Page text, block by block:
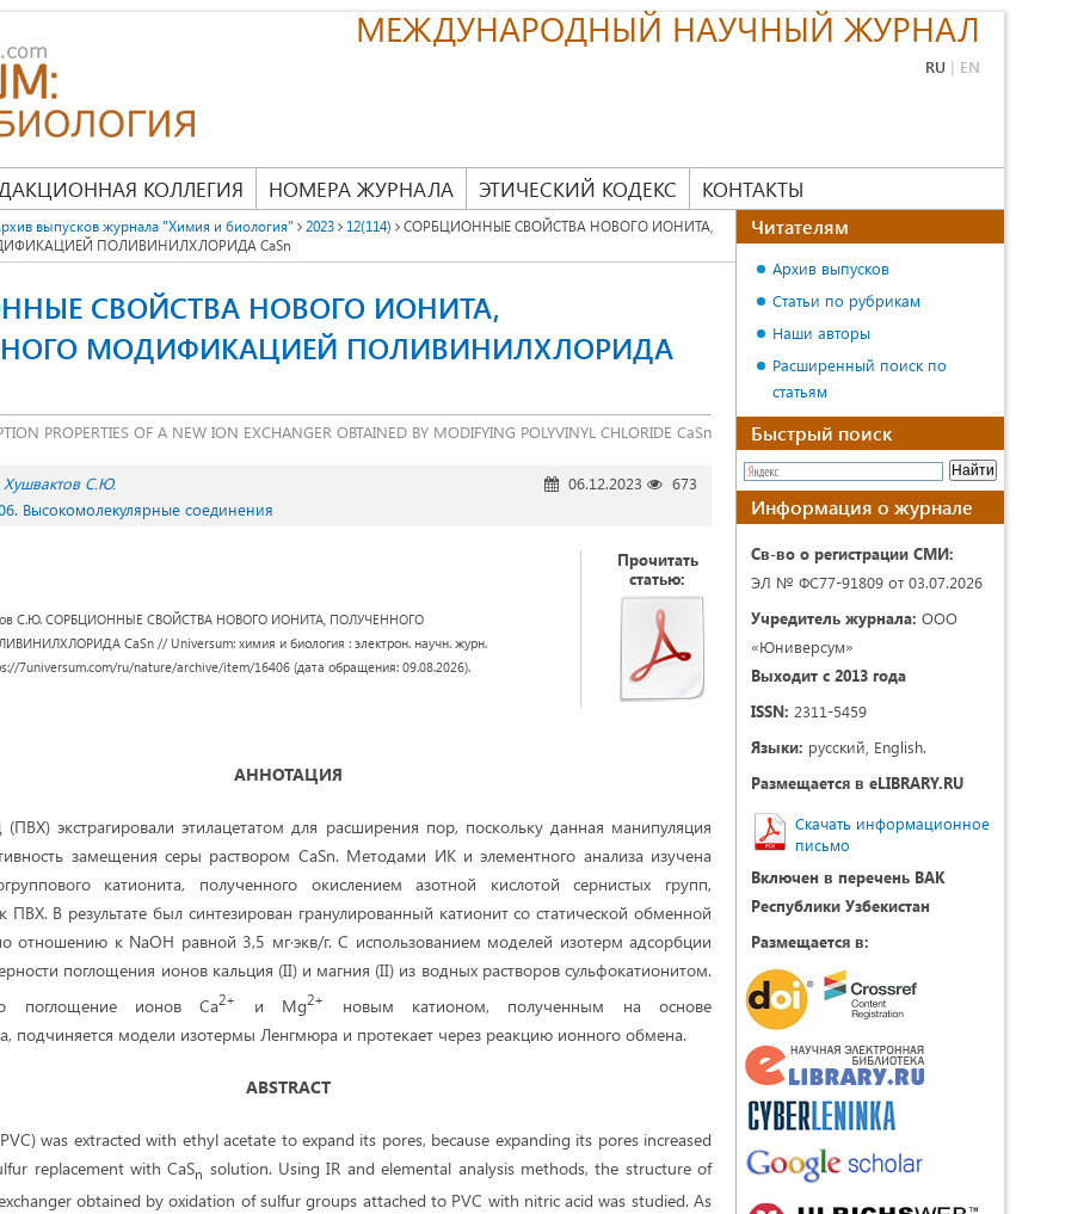
МЕЖДУНАРОДНЫЙ НАУЧНЫЙ ЖУРНАЛ
RU | EN
КОЛЛЕГИЯ НОМЕРА ЖУРНАЛА ЭТИЧЕСКИЙ КОДЕКС КОНТАКТЫ
выпусков журнала "Химия и биология" 2023 12(114)
СОРБЦИОННЫЕ СВОЙСТВА НОВОГО ИОНИТА,
ПОЛИВИНИЛХЛОРИДА CaSn
СВОЙСТВА НОВОГО ИОНИТА,
МОДИФИКАЦИЕЙ ПОЛИВИНИЛХЛОРИДА
PROPERTIES OF A NEW ION EXCHANGER OBTAINED BY MODIFYING POLYVINYL CHLORIDE CaSn
Хушвактов С.Ю. 06.12.2023
673
Высокомолекулярные соединения
С.Ю. СОРБЦИОННЫЕ СВОЙСТВА НОВОГО ИОНИТА, ПОЛУЧЕННОГО
CaSn // Universum: химия и биология : электрон. научн. журн.
7universum.com/ru/nature/archive/item/16406 (дата обращения: 09.08.2026).
Прочитать
статью:
АННОТАЦИЯ
(ПВХ) экстрагировали этилацетатом для расширения пор, поскольку данная манипуляция
замещения серы раствором CaSn. Методами ИК и элементного анализа изучена
катионита, полученного окислением азотной кислотой сернистых групп,
ПВХ. В результате был синтезирован гранулированный катионит со статической обменной
отношению к NaOH равной 3,5 мг∙экв/г. С использованием моделей изотерм адсорбции
поглощения ионов кальция (II) и магния (II) из водных растворов сульфокатионитом.
поглощение ионов Ca2+ и Mg2+
новым катионом, полученным на основе
подчиняется модели изотермы Ленгмюра и протекает через реакцию ионного обмена.
ABSTRACT
was extracted with ethyl acetate to expand its pores, because expanding its pores increased
replacement with CaSn solution. Using IR and elemental analysis methods, the structure of
obtained by oxidation of sulfur groups attached to PVC with nitric acid was studied. As
Читателям
Архив выпусков
Статьи по рубрикам
Наши авторы
Расширенный поиск по
статьям
Быстрый поиск
Информация о журнале
Св-во о регистрации СМИ:
ЭЛ № ФС77-91809 от 03.07.2026
Учредитель журнала: ООО
«Юниверсум»
Выходит с 2013 года
ISSN: 2311-5459
Языки: русский, English.
Размещается в eLIBRARY.RU
Скачать информационное
письмо
Включен в перечень ВАК
Республики Узбекистан
Размещается в: